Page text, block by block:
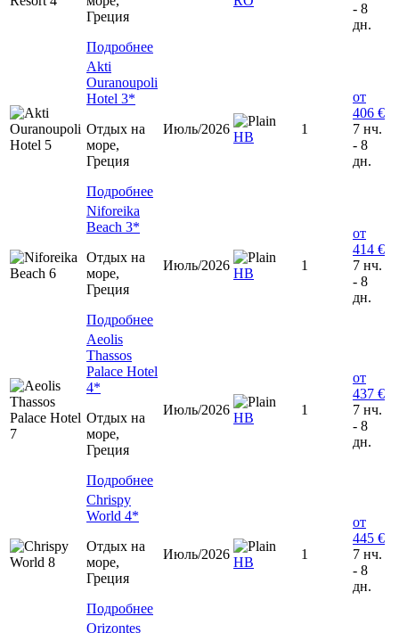
Греция
Подробнее
- 8
дн.
Akti
Ouranoupoli
Hotel 3*
Отдых на
море,
Греция
Подробнее
Июль/2026
HB
1
от
406 €
7 нч.
- 8
дн.
Niforeika
Beach 3*
Отдых на
море,
Греция
Подробнее
Июль/2026
НВ
1
от
414 €
7 нч.
- 8
дн.
Aeolis
Thassos
Palace Hotel
4*
Отдых на
море,
Греция
Подробнее
Июль/2026
HB
1
от
437 €
7 нч.
- 8
дн.
Chrispy
World 4*
Отдых на
море,
Греция
Подробнее
Июль/2026
HB
1
от
445 €
7 нч.
- 8
дн.
Orizontes